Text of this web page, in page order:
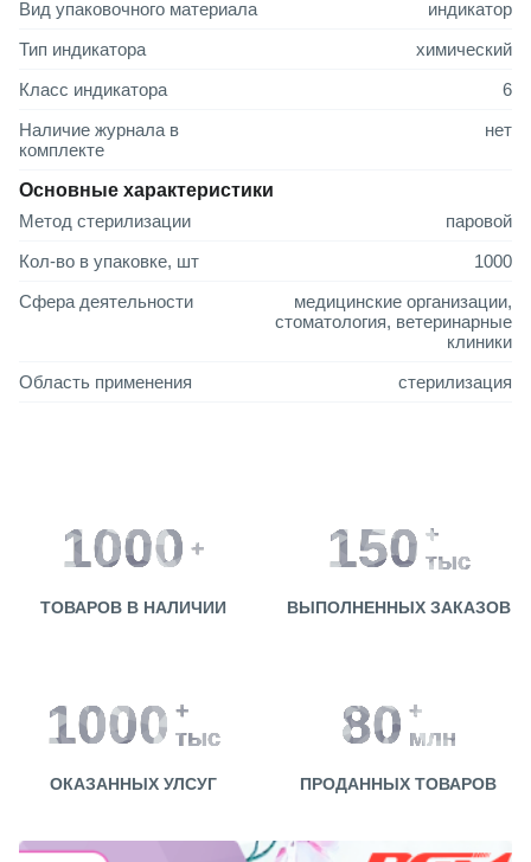
Вид упаковочного материала
индикатор
Тип индикатора
химический
Класс индикатора
6
Наличие журнала в
комплекте
нет
Основные характеристики
Метод стерилизации
паровой
Кол-во в упаковке, шт
1000
Сфера деятельности
медицинские организации,
стоматология, ветеринарные
клиники
Область применения
стерилизация
1000 +
ТОВАРОВ В НАЛИЧИИ
150 +
тыс
ВЫПОЛНЕННЫХ ЗАКАЗОВ
1000 +
тыс
ОКАЗАННЫХ УЛСУГ
80 +
млн
ПРОДАННЫХ ТОВАРОВ